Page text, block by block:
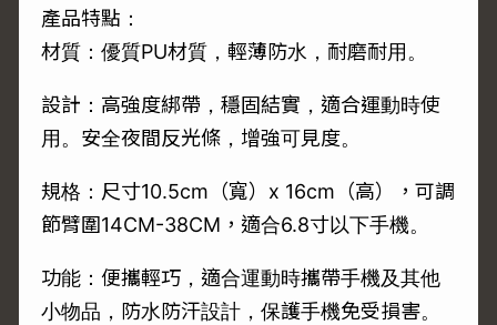
產品特點：
材質：優質PU材質，輕薄防水，耐磨耐用。
設計：高強度綁帶，穩固結實，適合運動時使
用。安全夜間反光條，增強可見度。
規格：尺寸10.5cm（寬）x 16cm（高），可調
節臂圍14CM-38CM，適合6.8寸以下手機。
功能：便攜輕巧，適合運動時攜帶手機及其他
小物品，防水防汗設計，保護手機免受損害。